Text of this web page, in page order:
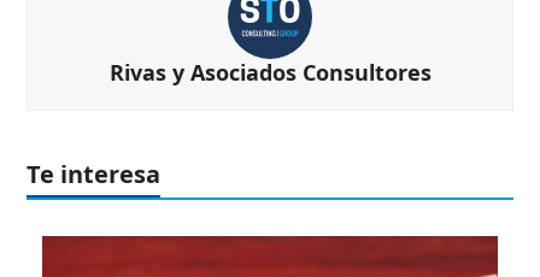
Rivas y Asociados Consultores
Te interesa